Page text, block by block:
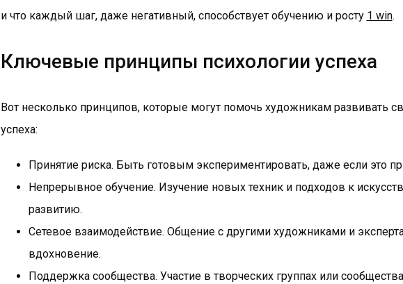
и что каждый шаг, даже негативный, способствует обучению и росту 1 win.
Ключевые принципы психологии успеха
Вот несколько принципов, которые могут помочь художникам развивать
успеха:
Принятие риска. Быть готовым экспериментировать, даже если это
Непрерывное обучение. Изучение новых техник и подходов к
развитию.
Сетевое взаимодействие. Общение с другими художниками и
вдохновение.
Поддержка сообщества. Участие в творческих группах или